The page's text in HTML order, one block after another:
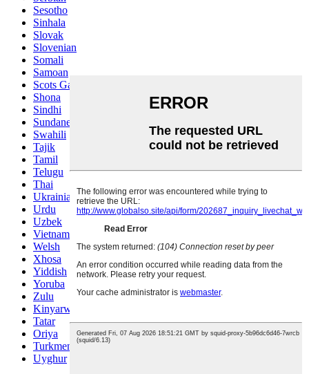
Sesotho
Sinhala
Slovak
Slovenian
Somali
Samoan
Scots Gaelic
Shona
Sindhi
Sundanese
Swahili
Tajik
Tamil
Telugu
Thai
Ukrainian
Urdu
Uzbek
Vietnamese
Welsh
Xhosa
Yiddish
Yoruba
Zulu
Kinyarwanda
Tatar
Oriya
Turkmen
Uyghur